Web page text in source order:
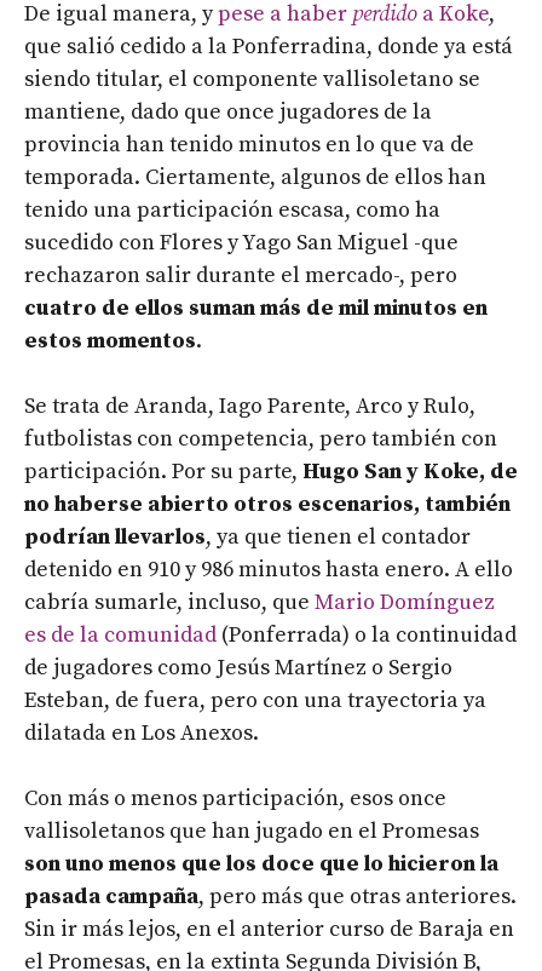
De igual manera, ypese a haber perdido a Koke,
que salió cedido a la Ponferradina, donde ya está
siendo titular, el componente vallisoletano se
mantiene, dado que once jugadores de la
provincia han tenido minutos en lo que va de
temporada. Ciertamente, algunos de ellos han
tenido una participación escasa, como ha
sucedido con Flores y Yago San Miguel -que
rechazaron salir durante el mercado-, pero
cuatro de ellos suman más de mil minutos en
estos momentos.
Se trata de Aranda, Iago Parente, Arco y Rulo,
futbolistas con competencia, pero también con
participación. Por su parte, Hugo San y Koke, de
no haberse abierto otros escenarios, también
podrían llevarlos, ya que tienen el contador
detenido en 910 y 986 minutos hasta enero. A ello
cabría sumarle, incluso, que Mario Domínguez
es de la comunidad (Ponferrada) o la continuidad
de jugadores como Jesús Martínez o Sergio
Esteban, de fuera, pero con una trayectoria ya
dilatada en Los Anexos.
Con más o menos participación, esos once
vallisoletanos que han jugado en el Promesas
son uno menos que los doce que lo hicieron la
pasada campaña, pero más que otras anteriores.
Sin ir más lejos, en el anterior curso de Baraja en
el Promesas, en la extinta Segunda División B,